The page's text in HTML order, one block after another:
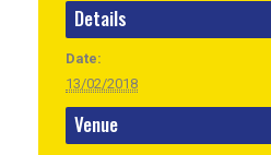
Details
Date:
13/02/2018
Venue